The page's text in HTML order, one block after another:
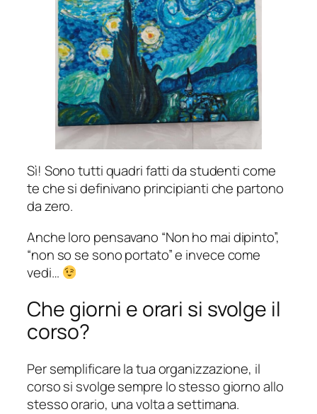
Sì! Sono tutti quadri fatti da studenti come
te che si definivano principianti che partono
da zero.
Anche loro pensavano “Non ho mai dipinto”,
“non so se sono portato” e invece come
vedi…
Che giorni e orari si svolge il
corso?
Per semplificare la tua organizzazione, il
corso si svolge sempre lo stesso giorno allo
stesso orario, una volta a settimana.